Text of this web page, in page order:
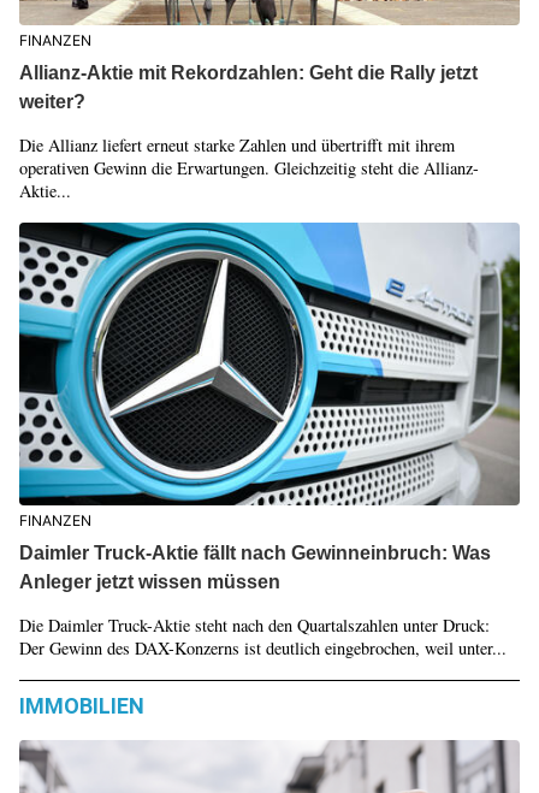
FINANZEN
Allianz-Aktie mit Rekordzahlen: Geht die Rally jetzt
weiter?
Die Allianz liefert erneut starke Zahlen und übertrifft mit ihrem
operativen Gewinn die Erwartungen. Gleichzeitig steht die Allianz-
Aktie...
FINANZEN
Daimler Truck-Aktie fällt nach Gewinneinbruch: Was
Anleger jetzt wissen müssen
Die Daimler Truck-Aktie steht nach den Quartalszahlen unter Druck:
Der Gewinn des DAX-Konzerns ist deutlich eingebrochen, weil unter...
IMMOBILIEN